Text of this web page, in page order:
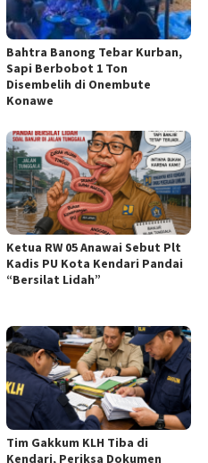
Bahtra Banong Tebar Kurban,
Sapi Berbobot 1 Ton
Disembelih di Onembute
Konawe
Ketua RW 05 Anawai Sebut Plt
Kadis PU Kota Kendari Pandai
“Bersilat Lidah”
Tim Gakkum KLH Tiba di
Kendari, Periksa Dokumen